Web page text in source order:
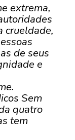
extrema,
crueldade,
de seus
e
Sem
quatro
tem